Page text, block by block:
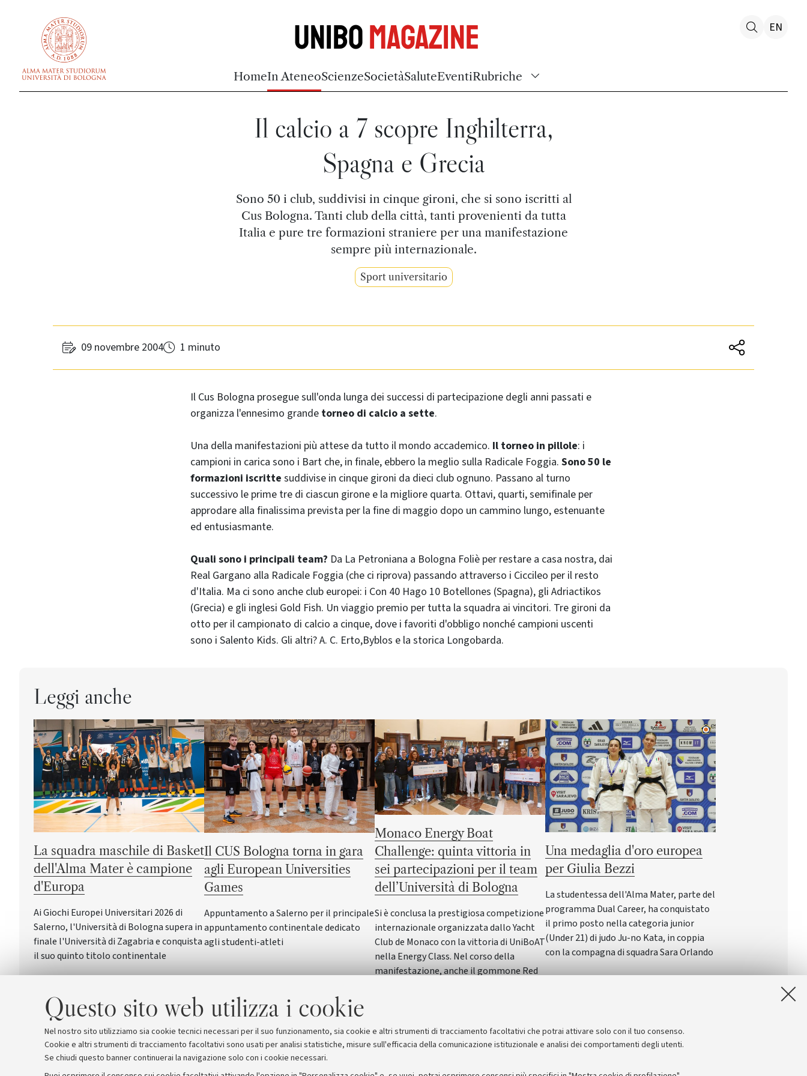
Questo sito web utilizza i cookie
Nel nostro sito utilizziamo sia cookie tecnici necessari per il suo funzionamento, sia cookie e altri strumenti di tracciamento facoltativi che potrai attivare solo con il tuo consenso.
Cookie e altri strumenti di tracciamento facoltativi sono usati per analisi statistiche, misure sull'efficacia della comunicazione istituzionale e analisi dei comportamenti degli utenti.
Se chiudi questo banner continuerai la navigazione solo con i cookie necessari.
UniboMagazine
HomeIn AteneoScienzeSocietàSaluteEventiRubriche
EN
Il calcio a 7 scopre Inghilterra,
Spagna e Grecia
Sono 50 i club, suddivisi in cinque gironi, che si sono iscritti al
Cus Bologna. Tanti club della città, tanti provenienti da tutta
Italia e pure tre formazioni straniere per una manifestazione
sempre più internazionale.
Sport universitario
09 novembre 2004 1 minuto
Il Cus Bologna prosegue sull'onda lunga dei successi di partecipazione degli anni passati e
organizza l'ennesimo grande torneo di calcio a sette.
Una della manifestazioni più attese da tutto il mondo accademico. Il torneo in pillole: i
campioni in carica sono i Bart che, in finale, ebbero la meglio sulla Radicale Foggia. Sono 50 le
formazioni iscritte suddivise in cinque gironi da dieci club ognuno. Passano al turno
successivo le prime tre di ciascun girone e la migliore quarta. Ottavi, quarti, semifinale per
approdare alla finalissima prevista per la fine di maggio dopo un cammino lungo, estenuante
ed entusiasmante.
Quali sono i principali team? Da La Petroniana a Bologna Foliè per restare a casa nostra, dai
Real Gargano alla Radicale Foggia (che ci riprova) passando attraverso i Ciccileo per il resto
d'Italia. Ma ci sono anche club europei: i Con 40 Hago 10 Botellones (Spagna), gli Adriactikos
(Grecia) e gli inglesi Gold Fish. Un viaggio premio per tutta la squadra ai vincitori. Tre gironi da
otto per il campionato di calcio a cinque, dove i favoriti d'obbligo nonché campioni uscenti
sono i Salento Kids. Gli altri? A. C. Erto,Byblos e la storica Longobarda.
Leggi anche
La squadra maschile di Basket
dell'Alma Mater è campione
d'Europa
Ai Giochi Europei Universitari 2026 di
Salerno, l'Università di Bologna supera in
finale l'Università di Zagabria e conquista
il suo quinto titolo continentale
Il CUS Bologna torna in gara
agli European Universities
Games
Appuntamento a Salerno per il principale
appuntamento continentale dedicato
agli studenti-atleti
Monaco Energy Boat
Challenge: quinta vittoria in
sei partecipazioni per il team
dell’Università di Bologna
Si è conclusa la prestigiosa competizione
internazionale organizzata dallo Yacht
Club de Monaco con la vittoria di UniBoAT
nella Energy Class. Nel corso della
manifestazione, anche il gommone Red
Rettorato
Una medaglia d'oro europea
per Giulia Bezzi
La studentessa dell'Alma Mater, parte del
programma Dual Career, ha conquistato
il primo posto nella categoria junior
(Under 21) di judo Ju-no Kata, in coppia
con la compagna di squadra Sara Orlando